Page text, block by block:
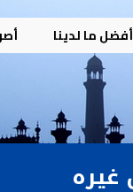
أفضل ما لدينا